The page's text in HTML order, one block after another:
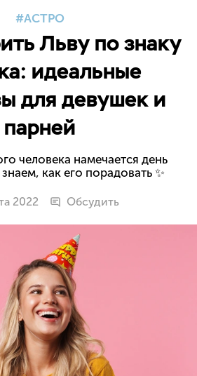
АСТРО
Льву по знаку
идеальные
для девушек и
парней
человека намечается день
как его порадовать ✨
2022 Обсудить